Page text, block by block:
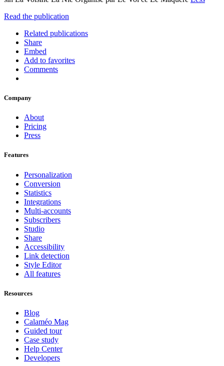
Read the publication
Related publications
Share
Embed
Add to favorites
Comments
Company
About
Pricing
Press
Features
Personalization
Conversion
Statistics
Integrations
Multi-accounts
Subscribers
Studio
Share
Accessibility
Link detection
Style Editor
All features
Resources
Blog
Calaméo Mag
Guided tour
Case study
Help Center
Developers